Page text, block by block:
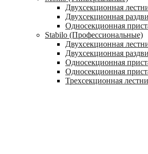
Двухсекционная
Двухсекционная
Односекционная
Stabilo (Профессиональные)
Двухсекционная
Двухсекционная
Односекционная
Односекционная
Трехсекционная